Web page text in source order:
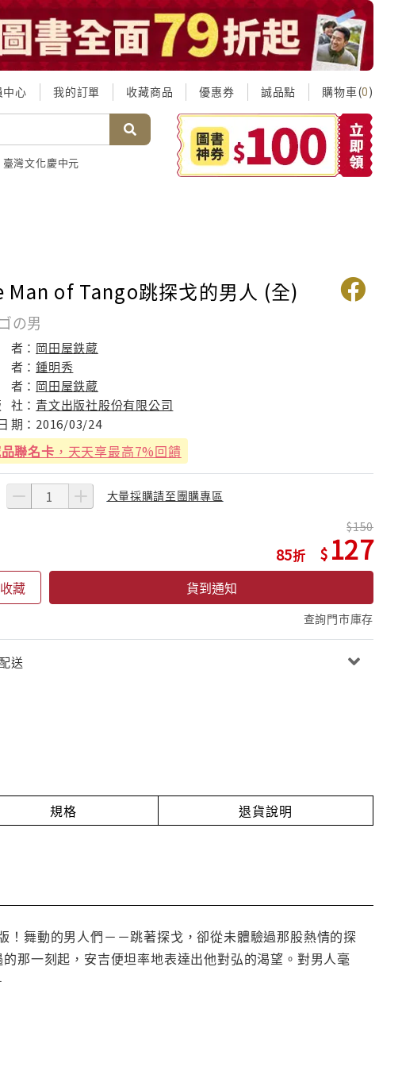
中心 我的訂單 收藏商品 優惠券 誠品點 購物車(0)
臺灣文化慶中元
Man of Tango跳探戈的男人 (全)
の男
者： 岡田屋鉄蔵
者：鍾明秀
者： 岡田屋鉄蔵
社： 青文出版社股份有限公司
期： 2016/03/24
聯名卡 ，天天享最高7%回饋
大量採購請至團購專區
85
150
127
收藏 貨到通知
查詢門市庫存
送
規格 退貨說明
舞動的男人們－－跳著探戈，卻從未體驗過那股熱情的探
那一刻起，安吉便坦率地表達出他對弘的渴望。對男人毫